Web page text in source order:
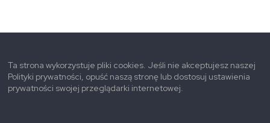
Ta strona wykorzystuje pliki cookies. Jeśli nie akceptujesz naszej
Polityki prywatności, opuść naszą stronę lub dostosuj ustawienia
prywatności swojej przeglądarki internetowej.